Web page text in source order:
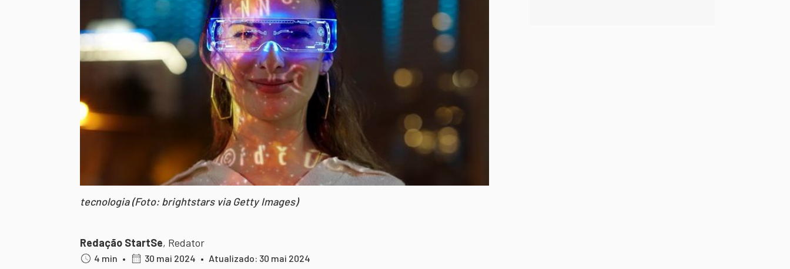
tecnologia (Foto: brightstars via Getty Images)
Redação StartSe, Redator
4 min • 30 mai 2024 • Atualizado: 30 mai 2024